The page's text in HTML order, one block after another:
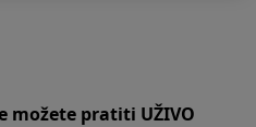
možete pratiti UŽIVO